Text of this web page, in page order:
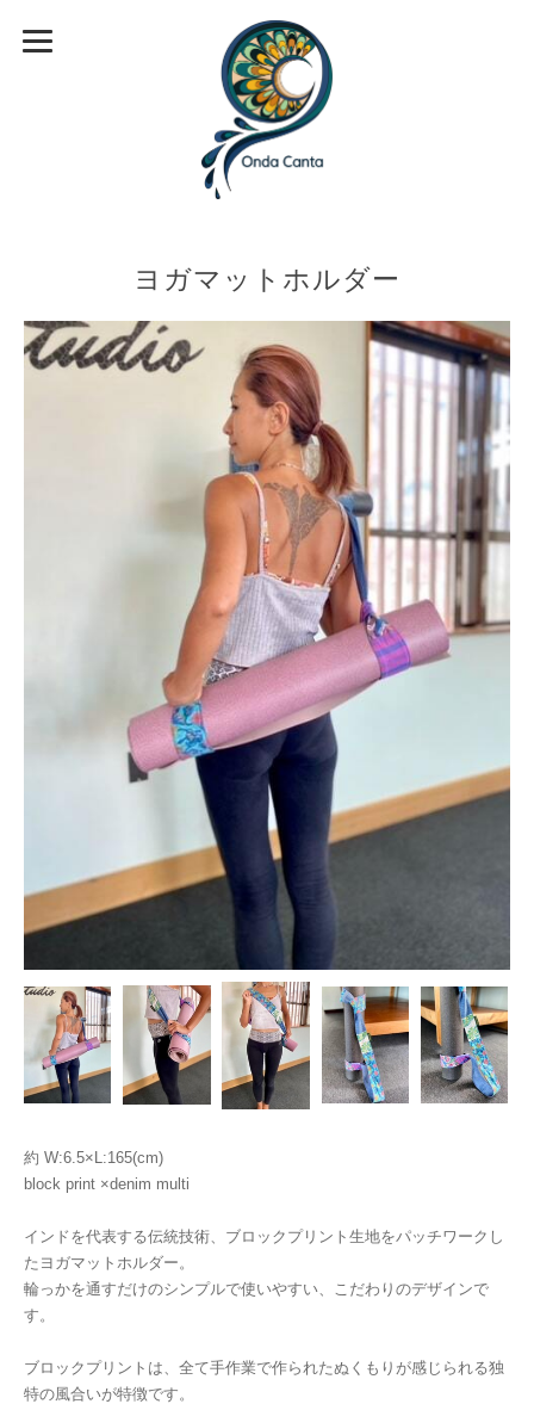
ヨガマットホルダー
約 W:6.5×L:165(cm)
block print ×denim multi
インドを代表する伝統技術、ブロックプリント生地をパッチワークし
たヨガマットホルダー。
輪っかを通すだけのシンプルで使いやすい、こだわりのデザインで
す。
ブロックプリントは、全て手作業で作られたぬくもりが感じられる独
特の風合いが特徴です。